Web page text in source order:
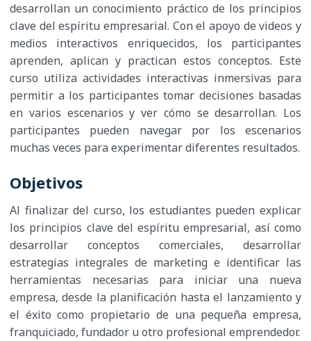
desarrollan un conocimiento práctico de los principios
clave del espíritu empresarial. Con el apoyo de videos y
medios interactivos enriquecidos, los participantes
aprenden, aplican y practican estos conceptos. Este
curso utiliza actividades interactivas inmersivas para
permitir a los participantes tomar decisiones basadas
en varios escenarios y ver cómo se desarrollan. Los
participantes pueden navegar por los escenarios
muchas veces para experimentar diferentes resultados.
Objetivos
Al finalizar del curso, los estudiantes pueden explicar
los principios clave del espíritu empresarial, así como
desarrollar conceptos comerciales, desarrollar
estrategias integrales de marketing e identificar las
herramientas necesarias para iniciar una nueva
empresa, desde la planificación hasta el lanzamiento y
el éxito como propietario de una pequeña empresa,
franquiciado, fundador u otro profesional emprendedor.